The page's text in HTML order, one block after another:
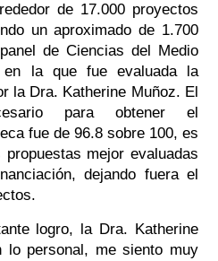
de 17.000 proyectos
un aproximado de 1.700
de Ciencias del Medio
en la que fue evaluada la
la Dra. Katherine Muñoz. El
para obtener el
fue de 96.8 sobre 100, es
mejor evaluadas
dejando fuera el
logro, la Dra. Katherine
lo personal, me siento muy